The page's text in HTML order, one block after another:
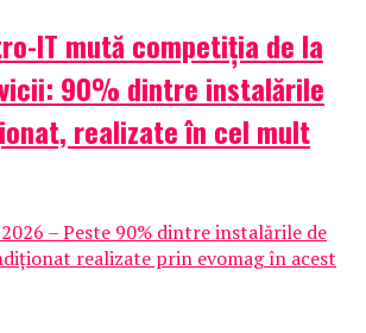
IT mută competiția de la
90% dintre instalările
realizate în cel mult
– Peste 90% dintre instalările de
realizate prin evomag în acest